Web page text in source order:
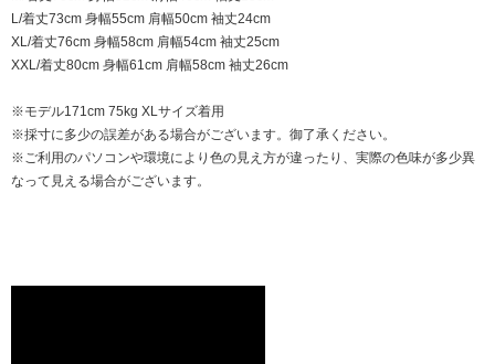
L/着丈73cm 身幅55cm 肩幅50cm 袖丈24cm
XL/着丈76cm 身幅58cm 肩幅54cm 袖丈25cm
XXL/着丈80cm 身幅61cm 肩幅58cm 袖丈26cm
※モデル171cm 75kg XLサイズ着用
※採寸に多少の誤差がある場合がございます。御了承ください。
※ご利用のパソコンや環境により色の見え方が違ったり、実際の色味が多少異
なって見える場合がございます。